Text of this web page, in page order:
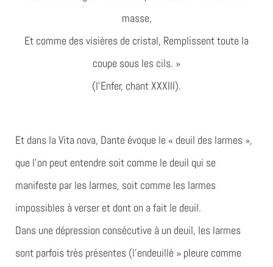
masse,
Et comme des visières de cristal, Remplissent toute la
coupe sous les cils. »
(l’Enfer, chant XXXIII).
Et dans la Vita nova, Dante évoque le « deuil des larmes »,
que l’on peut entendre soit comme le deuil qui se
manifeste par les larmes, soit comme les larmes
impossibles à verser et dont on a fait le deuil.
Dans une dépression consécutive à un deuil, les larmes
sont parfois très présentes (l’endeuillé » pleure comme